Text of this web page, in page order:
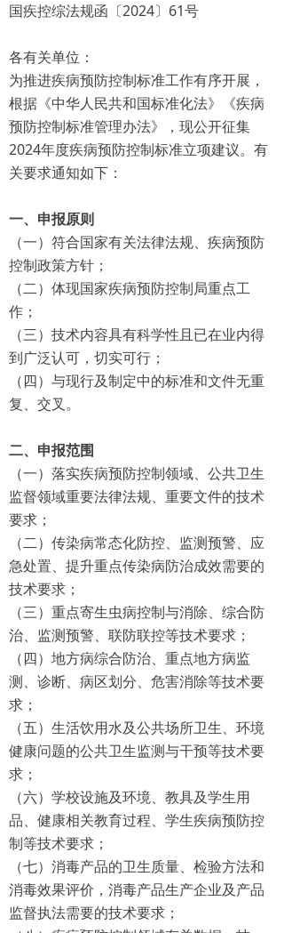
国疾控综法规函〔2024〕61号
各有关单位：
为推进疾病预防控制标准工作有序开展，
根据《中华人民共和国标准化法》《疾病
预防控制标准管理办法》，现公开征集
2024年度疾病预防控制标准立项建议。有
关要求通知如下：
一、申报原则
（一）符合国家有关法律法规、疾病预防
控制政策方针；
（二）体现国家疾病预防控制局重点工
作；
（三）技术内容具有科学性且已在业内得
到广泛认可，切实可行；
（四）与现行及制定中的标准和文件无重
复、交叉。
二、申报范围
（一）落实疾病预防控制领域、公共卫生
监督领域重要法律法规、重要文件的技术
要求；
（二）传染病常态化防控、监测预警、应
急处置、提升重点传染病防治成效需要的
技术要求；
（三）重点寄生虫病控制与消除、综合防
治、监测预警、联防联控等技术要求；
（四）地方病综合防治、重点地方病监
测、诊断、病区划分、危害消除等技术要
求；
（五）生活饮用水及公共场所卫生、环境
健康问题的公共卫生监测与干预等技术要
求；
（六）学校设施及环境、教具及学生用
品、健康相关教育过程、学生疾病预防控
制等技术要求；
（七）消毒产品的卫生质量、检验方法和
消毒效果评价，消毒产品生产企业及产品
监督执法需要的技术要求；